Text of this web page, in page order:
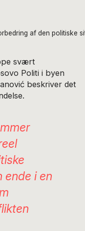
af den politiske
svært
Politi i byen
beskriver det
ende i en